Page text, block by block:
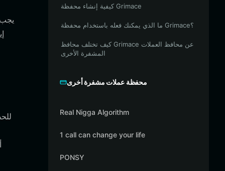
كيفية إنشاء محفظة Grimace
ما الذي يمكنك فعله باستخدام محفظة Grimace؟
كيف تختلف محافظ Grimace عن محافظ العملات
المشفرة الأخرى
محفظة عملات مشفرة أخرى
Real Nigga Algorithm
1 call can change your life
PONSY